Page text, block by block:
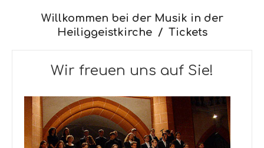
Willkommen bei der Musik in der
Heiliggeistkirche
Tickets
Wir freuen uns auf Sie!